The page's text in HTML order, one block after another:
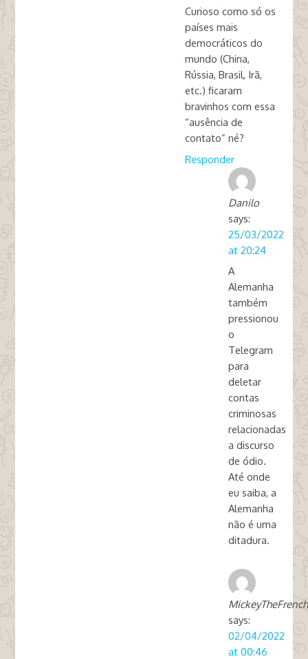
Curioso como só os
países mais
democráticos do
mundo (China,
Rússia, Brasil, Irã,
etc.) ficaram
bravinhos com essa
“ausência de
contato” né?
Responder
Danilo
says:
25/03/2022
at 20:24
A
Alemanha
também
pressionou
o
Telegram
para
deletar
contas
criminosas
relacionadas
a discurso
de ódio.
Até onde
eu saiba, a
Alemanha
não é uma
ditadura.
MickeyTheFrench
says:
02/04/2022
at 00:46